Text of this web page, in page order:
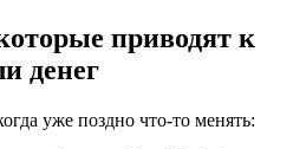
приводят к
денег
уже поздно что-то менять: